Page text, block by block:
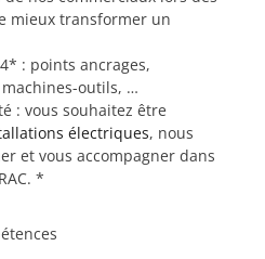
mieux transformer un
: points ancrages,
machines-outils, …
: vous souhaitez être
électriques, nous
et vous accompagner dans
*